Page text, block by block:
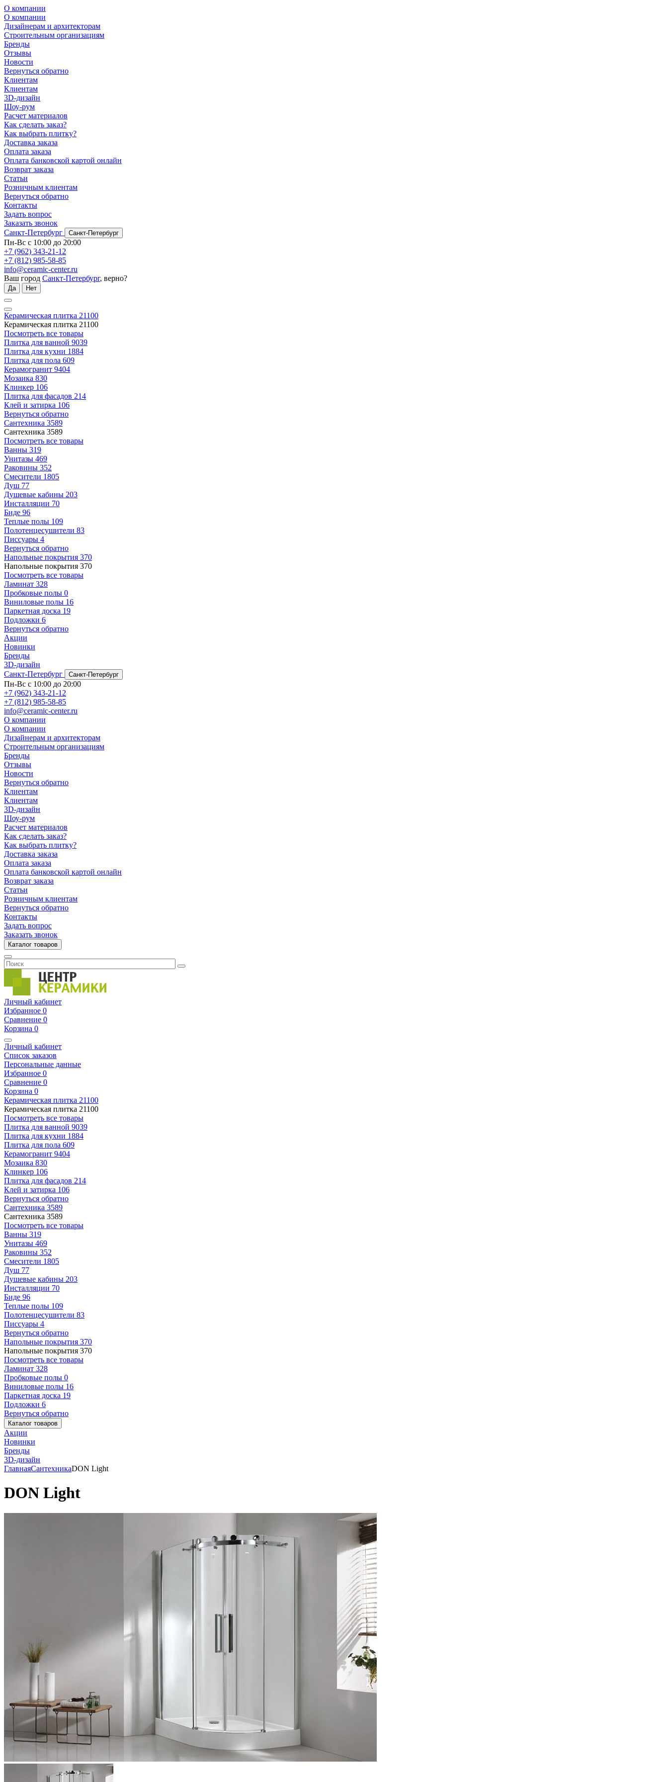
О компании
О компании
Дизайнерам и архитекторам
Строительным организациям
Бренды
Отзывы
Новости
Вернуться обратно
Клиентам
Клиентам
3D-дизайн
Шоу-рум
Расчет материалов
Как сделать заказ?
Как выбрать плитку?
Доставка заказа
Оплата заказа
Оплата банковской картой онлайн
Возврат заказа
Статьи
Розничным клиентам
Вернуться обратно
Контакты
Задать вопрос
Заказать звонок
Санкт-Петербург
Санкт-Петербург
Пн-Вс с 10:00 до 20:00
+7 (962) 343-21-12
+7 (812) 985-58-85
info@ceramic-center.ru
Ваш город Санкт-Петербург, верно?
Да Нет
Керамическая плитка 21100
Керамическая плитка 21100
Посмотреть все товары
Плитка для ванной 9039
Плитка для кухни 1884
Плитка для пола 609
Керамогранит 9404
Мозаика 830
Клинкер 106
Плитка для фасадов 214
Клей и затирка 106
Вернуться обратно
Сантехника 3589
Сантехника 3589
Посмотреть все товары
Ванны 319
Унитазы 469
Раковины 352
Смесители 1805
Душ 77
Душевые кабины 203
Инсталляции 70
Биде 96
Теплые полы 109
Полотенцесушители 83
Писсуары 4
Вернуться обратно
Напольные покрытия 370
Напольные покрытия 370
Посмотреть все товары
Ламинат 328
Пробковые полы 0
Виниловые полы 16
Паркетная доска 19
Подложки 6
Вернуться обратно
Акции
Новинки
Бренды
3D-дизайн
Санкт-Петербург
Санкт-Петербург
Пн-Вс с 10:00 до 20:00
+7 (962) 343-21-12
+7 (812) 985-58-85
info@ceramic-center.ru
О компании
О компании
Дизайнерам и архитекторам
Строительным организациям
Бренды
Отзывы
Новости
Вернуться обратно
Клиентам
Клиентам
3D-дизайн
Шоу-рум
Расчет материалов
Как сделать заказ?
Как выбрать плитку?
Доставка заказа
Оплата заказа
Оплата банковской картой онлайн
Возврат заказа
Статьи
Розничным клиентам
Вернуться обратно
Контакты
Задать вопрос
Заказать звонок
Каталог товаров
Личный кабинет
Избранное 0
Сравнение 0
Корзина 0
Личный кабинет
Список заказов
Персональные данные
Избранное 0
Сравнение 0
Корзина 0
Керамическая плитка 21100
Керамическая плитка 21100
Посмотреть все товары
Плитка для ванной 9039
Плитка для кухни 1884
Плитка для пола 609
Керамогранит 9404
Мозаика 830
Клинкер 106
Плитка для фасадов 214
Клей и затирка 106
Вернуться обратно
Сантехника 3589
Сантехника 3589
Посмотреть все товары
Ванны 319
Унитазы 469
Раковины 352
Смесители 1805
Душ 77
Душевые кабины 203
Инсталляции 70
Биде 96
Теплые полы 109
Полотенцесушители 83
Писсуары 4
Вернуться обратно
Напольные покрытия 370
Напольные покрытия 370
Посмотреть все товары
Ламинат 328
Пробковые полы 0
Виниловые полы 16
Паркетная доска 19
Подложки 6
Вернуться обратно
Каталог товаров
Акции
Новинки
Бренды
3D-дизайн
ГлавнаяСантехникаDON Light
DON Light